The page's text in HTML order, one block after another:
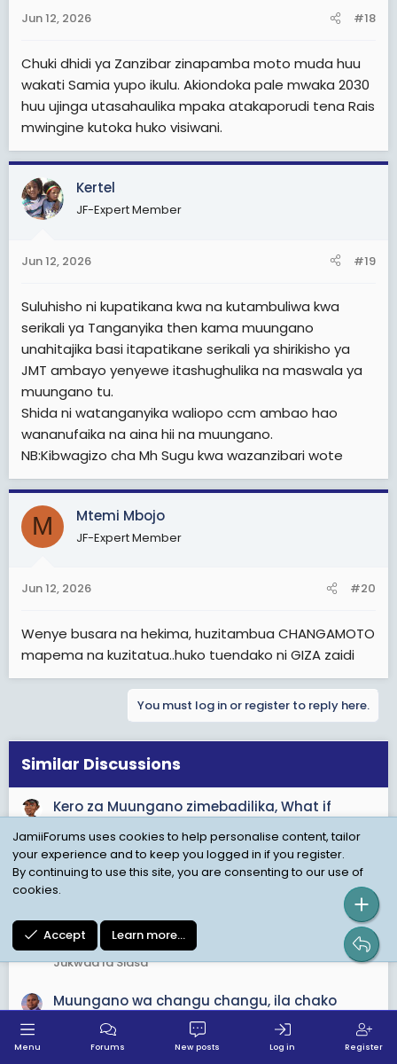
Jun 12, 2026 #18
Chuki dhidi ya Zanzibar zinapamba moto muda huu
wakati Samia yupo ikulu. Akiondoka pale mwaka 2030
huu ujinga utasahaulika mpaka atakaporudi tena Rais
mwingine kutoka huko visiwani.
Kertel
JF-Expert Member
Jun 12, 2026 #19
Suluhisho ni kupatikana kwa na kutambuliwa kwa
serikali ya Tanganyika then kama muungano
unahitajika basi itapatikane serikali ya shirikisho ya
JMT ambayo yenyewe itashughulika na maswala ya
muungano tu.
Shida ni watanganyika waliopo ccm ambao hao
wananufaika na aina hii na muungano.
NB:Kibwagizo cha Mh Sugu kwa wazanzibari wote
M Mtemi Mbojo
JF-Expert Member
Jun 12, 2026 #20
Wenye busara na hekima, huzitambua CHANGAMOTO
mapema na kuzitatua..huko tuendako ni GIZA zaidi
You must log in or register to reply here.
Similar Discussions
Kero za Muungano zimebadilika, What if
Muungano ukavunjika?
Started by masopakyindi Jun 8, 2026
Replies: 68
Jukwaa la Siasa
Nani anasimamia maslahi ya Tanganyika
kwenye Serikali ya Muungano?
Started by Luggy Jun 10, 2026
Jukwaa la Siasa
Muungano wa changu changu, ila chako
changu hauwezi kudumu
Started by Dr Adam Francis Jun 11, 2026 Replies: 9
JamiiForums uses cookies to help personalise content, tailor
your experience and to keep you logged in if you register.
By continuing to use this site, you are consenting to our use of
cookies.
Accept Learn more…
Menu Forums New posts Log in Register